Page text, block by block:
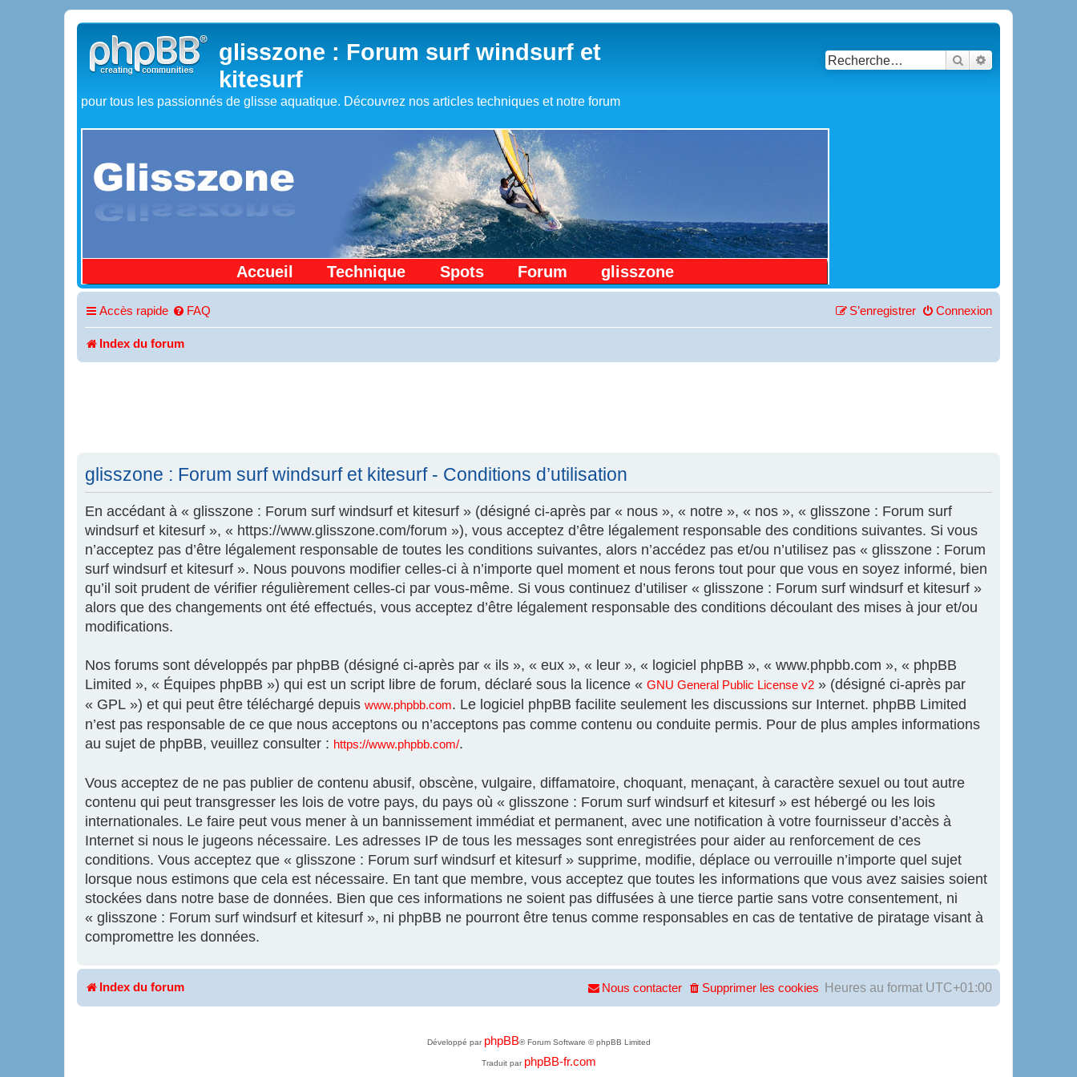
glisszone : Forum surf windsurf et
kitesurf
pour tous les passionnés de glisse aquatique. Découvrez nos articles techniques et notre forum
Accueil Technique Spots Forum glisszone
Rechercher
Accès rapide FAQ Connexion
S’enregistrer
Index du forum
glisszone : Forum surf windsurf et kitesurf - Conditions d’utilisation
En accédant à « glisszone : Forum surf windsurf et kitesurf » (désigné ci-après par « nous », « notre », « nos », « glisszone : Forum surf
windsurf et kitesurf », « https://www.glisszone.com/forum »), vous acceptez d’être légalement responsable des conditions suivantes. Si vous
n’acceptez pas d’être légalement responsable de toutes les conditions suivantes, alors n’accédez pas et/ou n’utilisez pas « glisszone : Forum
surf windsurf et kitesurf ». Nous pouvons modifier celles-ci à n’importe quel moment et nous ferons tout pour que vous en soyez informé, bien
qu’il soit prudent de vérifier régulièrement celles-ci par vous-même. Si vous continuez d’utiliser « glisszone : Forum surf windsurf et kitesurf »
alors que des changements ont été effectués, vous acceptez d’être légalement responsable des conditions découlant des mises à jour et/ou
modifications.
Nos forums sont développés par phpBB (désigné ci-après par « ils », « eux », « leur », « logiciel phpBB », « www.phpbb.com », « phpBB
Limited », « Équipes phpBB ») qui est un script libre de forum, déclaré sous la licence « GNU General Public License v2 » (désigné ci-après par
« GPL ») et qui peut être téléchargé depuis www.phpbb.com. Le logiciel phpBB facilite seulement les discussions sur Internet. phpBB Limited
n’est pas responsable de ce que nous acceptons ou n’acceptons pas comme contenu ou conduite permis. Pour de plus amples informations
au sujet de phpBB, veuillez consulter : https://www.phpbb.com/.
Vous acceptez de ne pas publier de contenu abusif, obscène, vulgaire, diffamatoire, choquant, menaçant, à caractère sexuel ou tout autre
contenu qui peut transgresser les lois de votre pays, du pays où « glisszone : Forum surf windsurf et kitesurf » est hébergé ou les lois
internationales. Le faire peut vous mener à un bannissement immédiat et permanent, avec une notification à votre fournisseur d’accès à
Internet si nous le jugeons nécessaire. Les adresses IP de tous les messages sont enregistrées pour aider au renforcement de ces
conditions. Vous acceptez que « glisszone : Forum surf windsurf et kitesurf » supprime, modifie, déplace ou verrouille n’importe quel sujet
lorsque nous estimons que cela est nécessaire. En tant que membre, vous acceptez que toutes les informations que vous avez saisies soient
stockées dans notre base de données. Bien que ces informations ne soient pas diffusées à une tierce partie sans votre consentement, ni
« glisszone : Forum surf windsurf et kitesurf », ni phpBB ne pourront être tenus comme responsables en cas de tentative de piratage visant à
compromettre les données.
Index du forum Heures au format UTC+01:00
Supprimer les cookies
Nous contacter
Développé par phpBB® Forum Software © phpBB Limited
Traduit par phpBB-fr.com